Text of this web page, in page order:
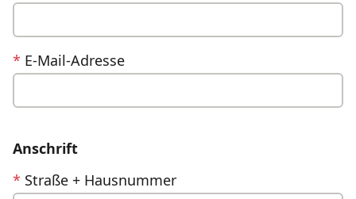
* E-Mail-Adresse
Anschrift
* Straße + Hausnummer